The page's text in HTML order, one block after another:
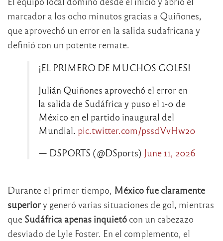
marcador a los ocho minutos gracias a Quiñones,
que aprovechó un error en la salida sudafricana y
definió con un potente remate.
¡EL PRIMERO DE MUCHOS GOLES!
Julián Quiñones aprovechó el error en
la salida de Sudáfrica y puso el 1-0 de
México en el partido inaugural del
Mundial. pic.twitter.com/pssdVvHw20
— DSPORTS (@DSports) June 11, 2026
Durante el primer tiempo, México fue claramente
superiory generó varias situaciones de gol, mientras
que Sudáfrica apenas inquietó con un cabezazo
desviado de Lyle Foster. En el complemento, el